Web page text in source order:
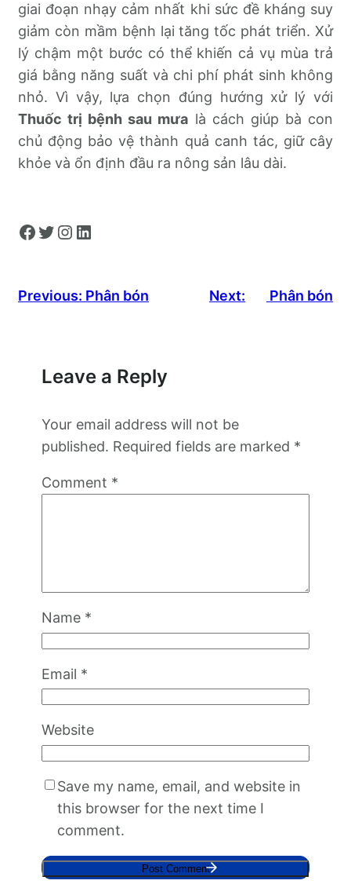
giai đoạn nhạy cảm nhất khi sức đề kháng suy
giảm còn mầm bệnh lại tăng tốc phát triển. Xử
lý chậm một bước có thể khiến cả vụ mùa trả
giá bằng năng suất và chi phí phát sinh không
nhỏ. Vì vậy, lựa chọn đúng hướng xử lý với
Thuốc trị bệnh sau mưa là cách giúp bà con
chủ động bảo vệ thành quả canh tác, giữ cây
khỏe và ổn định đầu ra nông sản lâu dài.
Facebook Twitter Instagram LinkedIn
Previous: Phân bón Next: Phân bón
Leave a Reply
Your email address will not be
published. Required fields are marked *
Comment *
Name *
Email *
Website
Save my name, email, and website in
this browser for the next time I
comment.